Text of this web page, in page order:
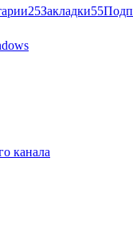
25Закладки55
канала